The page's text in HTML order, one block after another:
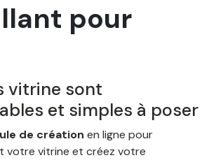
pour
vitrine sont
et simples à poser
de création en ligne pour
votre vitrine et créez votre